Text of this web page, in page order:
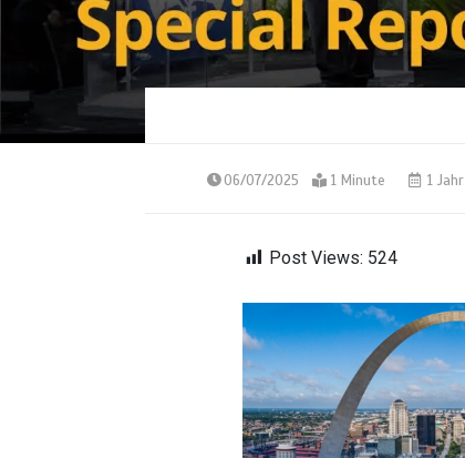
06/07/2025 1 Minute 1 Jahr
Post Views: 524